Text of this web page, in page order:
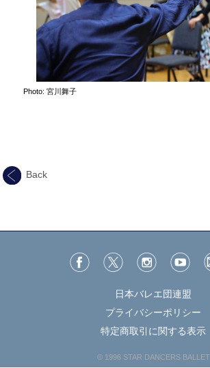
Photo: 宮川舞子
Back
日本バレエ団連盟
プライバシーポリシー
特定商取引に関する表示
© 1996 STAR DANCERS BALLET